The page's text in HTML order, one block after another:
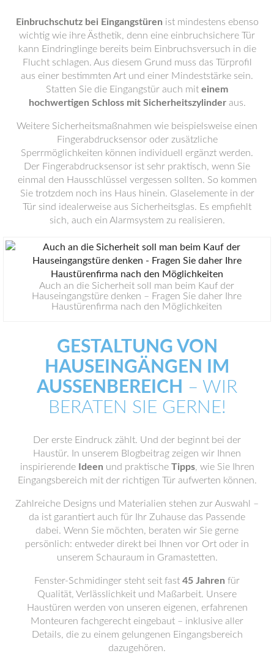
Einbruchschutz bei Eingangstüren ist mindestens ebenso
wichtig wie ihre Ästhetik, denn eine einbruchsichere Tür
kann Eindringlinge bereits beim Einbruchsversuch in die
Flucht schlagen. Aus diesem Grund muss das Türprofil
aus einer bestimmten Art und einer Mindeststärke sein.
Statten Sie die Eingangstür auch mit einem
hochwertigen Schloss mit Sicherheitszylinderaus.
Weitere Sicherheitsmaßnahmen wie beispielsweise einen
Fingerabdrucksensor oder zusätzliche
Sperrmöglichkeiten können individuell ergänzt werden.
Der Fingerabdrucksensor ist sehr praktisch, wenn Sie
einmal den Hausschlüssel vergessen sollten. So kommen
Sie trotzdem noch ins Haus hinein. Glaselemente in der
Tür sind idealerweise aus Sicherheitsglas. Es empfiehlt
sich, auch ein Alarmsystem zu realisieren.
Auch an die Sicherheit soll man beim Kauf der
Hauseingangstüre denken – Fragen Sie daher Ihre
Haustürenfirma nach den Möglichkeiten
GESTALTUNG VON
HAUSEINGÄNGEN IM
AUSSENBEREICH
– WIR
BERATEN SIE GERNE!
Der erste Eindruck zählt. Und der beginnt bei der
Haustür. In unserem Blogbeitrag zeigen wir Ihnen
inspirierende Ideen und praktische Tipps, wie Sie Ihren
Eingangsbereich mit der richtigen Tür aufwerten können.
Zahlreiche Designs und Materialien stehen zur Auswahl –
da ist garantiert auch für Ihr Zuhause das Passende
dabei. Wenn Sie möchten, beraten wir Sie gerne
persönlich: entweder direkt bei Ihnen vor Ort oder in
unserem Schauraum in Gramastetten.
Fenster-Schmidinger steht seit fast 45 Jahren für
Qualität, Verlässlichkeit und Maßarbeit. Unsere
Haustüren werden von unseren eigenen, erfahrenen
Monteuren fachgerecht eingebaut – inklusive aller
Details, die zu einem gelungenen Eingangsbereich
dazugehören.